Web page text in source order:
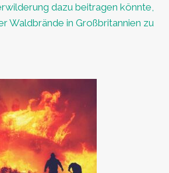
dazu beitragen könnte,
Waldbrände in Großbritannien zu